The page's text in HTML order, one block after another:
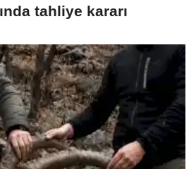
tahliye kararı